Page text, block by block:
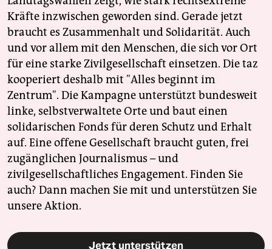
Kräfte inzwischen geworden sind. Gerade jetzt
braucht es Zusammenhalt und Solidarität. Auch
und vor allem mit den Menschen, die sich vor Ort
für eine starke Zivilgesellschaft einsetzen. Die taz
kooperiert deshalb mit "Alles beginnt im
Zentrum". Die Kampagne unterstützt bundesweit
linke, selbstverwaltete Orte und baut einen
solidarischen Fonds für deren Schutz und Erhalt
auf. Eine offene Gesellschaft braucht guten, frei
zugänglichen Journalismus – und
zivilgesellschaftliches Engagement. Finden Sie
auch? Dann machen Sie mit und unterstützen Sie
unsere Aktion.
Jetzt unterstützen